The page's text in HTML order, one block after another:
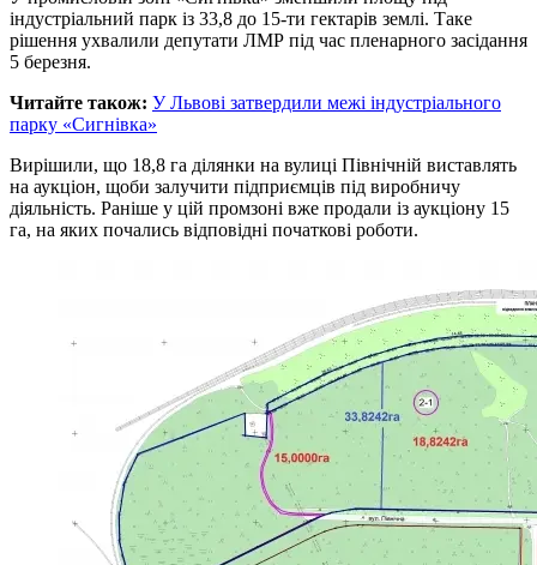
індустріальний парк із 33,8 до 15-ти гектарів землі. Таке
рішення ухвалили депутати ЛМР під час пленарного засідання
5 березня.
Читайте також: У Львові затвердили межі індустріального
парку «Сигнівка»
Вирішили, що 18,8 га ділянки на вулиці Північній виставлять
на аукціон, щоби залучити підприємців під виробничу
діяльність. Раніше у цій промзоні вже продали із аукціону 15
га, на яких почались відповідні початкові роботи.